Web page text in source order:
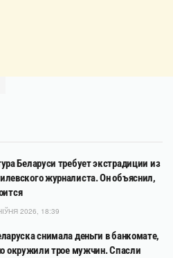
Беларуси требует экстрадиции из
журналиста. Он объяснил,
2026, 18:39
снимала деньги в банкомате,
окружили трое мужчин. Спасли